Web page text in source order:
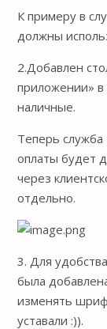
К примеру в
должны
2.Добавлен
приложении» в
наличные.
Теперь служба
оплаты будет
через
отдельно.
3. Для
была
изменять
уставали :)).